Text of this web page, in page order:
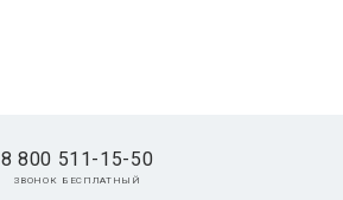
8 800 511-15-50
звонок бесплатный